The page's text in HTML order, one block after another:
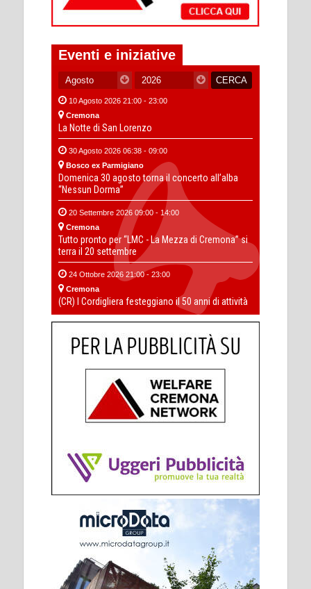
Eventi e iniziative
10 Agosto 2026 21:00 - 23:00
Cremona
La Notte di San Lorenzo
30 Agosto 2026 06:38 - 09:00
Bosco ex Parmigiano
Domenica 30 agosto torna il concerto all’alba
“Nessun Dorma”
20 Settembre 2026 09:00 - 14:00
Cremona
Tutto pronto per “LMC - La Mezza di Cremona” si
terra il 20 settembre
24 Ottobre 2026 21:00 - 23:00
Cremona
(CR) I Cordigliera festeggiano il 50 anni di attività